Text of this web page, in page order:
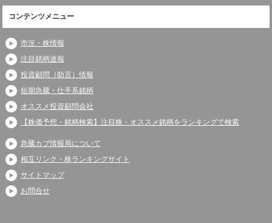
コンテンツメニュー
市況・株情報
注目銘柄速報
投資顧問（助言）情報
短期急騰・仕手系銘柄
オススメ投資顧問会社
【株価予想・銘柄検索】注目株・オススメ銘柄をランキングで検索
急騰カブ情報局について
相互リンク・株ランキングサイト
サイトマップ
お問合せ